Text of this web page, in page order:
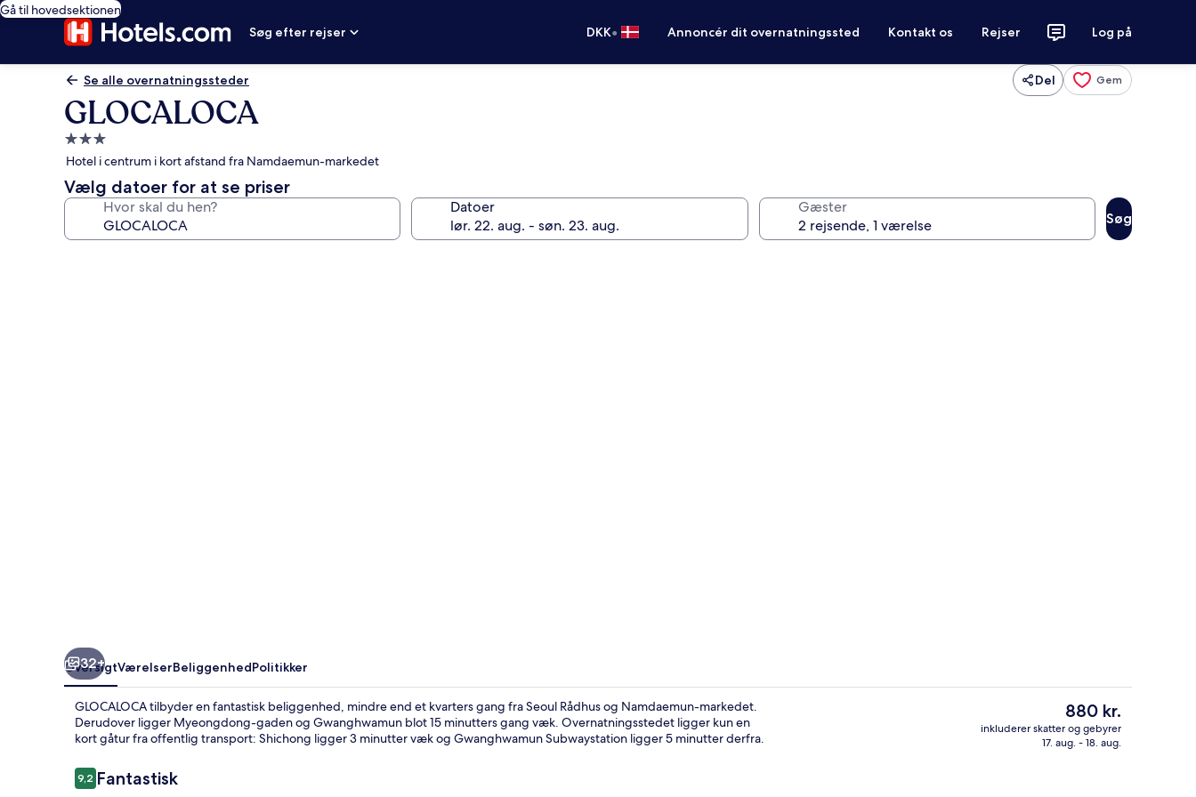
Gå til hovedsektionen
Søg efter rejser
DKK• Annoncér dit overnatningssted Kontakt os Rejser Log på
Se alle overnatningssteder Del Gem
GLOCALOCA
3.0-
stjernet
overnatningssted
Hotel i centrum i kort afstand fra Namdaemun-markedet
Vælg datoer for at se priser
Hvor skal du hen? Datoer Gæster
Søg
Familieværelse med 2 enkeltsenge |
32+
OversigtVærelserBeliggenhedPolitikker
GLOCALOCA tilbyder en fantastisk beliggenhed, mindre end et kvarters gang fra Seoul Rådhus og Namdaemun-markedet.
Derudover ligger Myeongdong-gaden og Gwanghwamun blot 15 minutters gang væk. Overnatningsstedet ligger kun en
kort gåtur fra offentlig transport: Shichong ligger 3 minutter væk og Gwanghwamun Subwaystation ligger 5 minutter derfra.
Anmeldelser
9,29,2 ud af 10.
Fantastisk
Den
nuværende
pris
880 kr.
inkluderer skatter og gebyrer
17. aug. - 18. aug.